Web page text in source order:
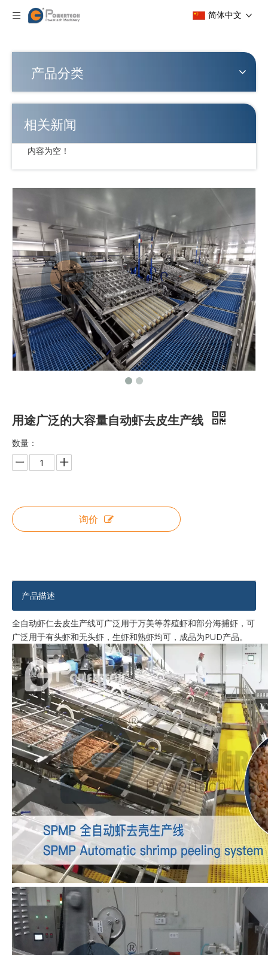
简体中文
产品分类
相关新闻
内容为空！
用途广泛的大容量自动虾去皮生产线
数量：
询价
产品描述
全自动虾仁去皮生产线可广泛用于万美等养殖虾和部分海捕虾，可
广泛用于有头虾和无头虾，生虾和熟虾均可，成品为PUD产品。